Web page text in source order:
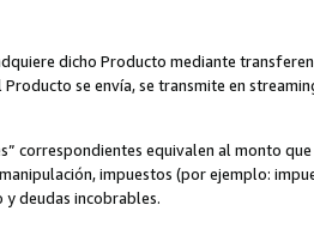
dicho Producto mediante
se envía, se transmite en
correspondientes equivalen al monto
impuestos (por ejemplo:
deudas incobrables.